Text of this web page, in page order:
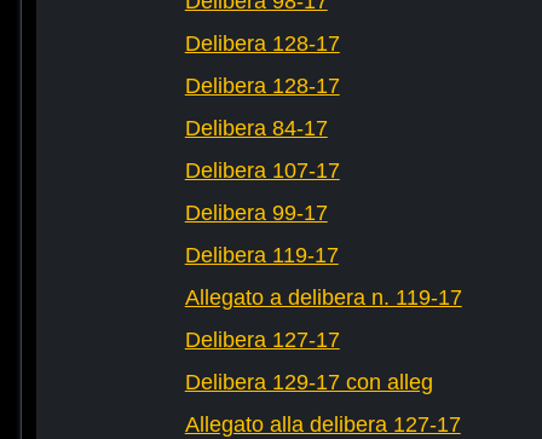
Delibera 128-17
Delibera 128-17
Delibera 84-17
Delibera 107-17
Delibera 99-17
Delibera 119-17
Allegato a delibera n. 119-17
Delibera 127-17
Delibera 129-17 con alleg
Allegato alla delibera 127-17